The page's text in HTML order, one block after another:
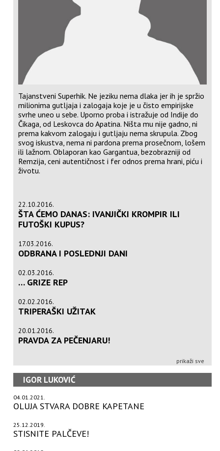
Tajanstveni Superhik. Ne jeziku nema dlaka jer ih je spržio
milionima gutljaja i zalogaja koje je u čisto empirijske
svrhe uneo u sebe. Uporno proba i istražuje od Indije do
Čikaga, od Leskovca do Apatina. Ništa mu nije gadno, ni
prema kakvom zalogaju i gutljaju nema skrupula. Zbog
svog iskustva, nema ni pardona prema prosečnom, lošem
ili lažnom. Oblaporan kao Gargantua, bezobrazniji od
Remzija, ceni autentičnost i fer odnos prema hrani, piću i
životu.
22.10.2016.
ŠTA ĆEMO DANAS: IVANJIČKI KROMPIR ILI
FUTOŠKI KUPUS?
17.03.2016.
ODBRANA I POSLEDNJI DANI
02.03.2016.
… GRIZE REP
02.02.2016.
TRIPERAŠKI UŽITAK
20.01.2016.
PRAVDA ZA PEČENJARU!
prikaži sve
IGOR LUKOVIĆ
04.01.2021.
OLUJA STVARA DOBRE KAPETANE
25.12.2019.
STISNITE PALČEVE!